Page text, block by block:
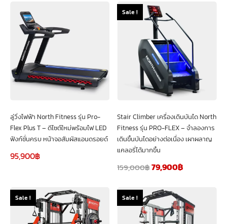
ลู่วิ่งไฟฟ้า North Fitness รุ่น Pro-
Flex Plus T – ดีไซต์ใหม่พร้อมไฟ LED
ฟังก์ชั่นครบ หน้าจอสัมผัสแอนดรอยด์
95,900฿
Sale !
Stair Climber เครื่องเดินบันได North
Fitness รุ่น PRO-FLEX – จำลองการ
เดินขึ้นบันไดอย่างต่อเนื่อง เผาผลาญ
แคลอรี่ได้มากขึ้น
159,000฿79,900฿
Sale ! Sale !